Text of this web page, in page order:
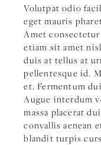
Volutpat odio
eget mauris
Amet
etiam sit amet
duis at tellus at
pellentesque id.
et. Fermentum
Augue interdum
massa placerat
convallis aenean
blandit turpis